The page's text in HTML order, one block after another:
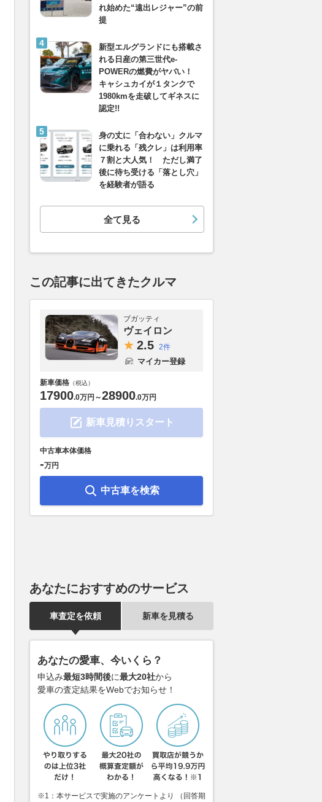
れ始めた“遠出レジャー”の前
提
新型エルグランドにも搭載さ
れる日産の第三世代e-
POWERの燃費がヤバい！
キャシュカイが１タンクで
1980kmを走破してギネスに
認定!!
身の丈に「合わない」クルマ
に乗れる「残クレ」は利用率
７割と大人気！ ただし満了
後に待ち受ける「落とし穴」
を経験者が語る
全て見る
この記事に出てきたクルマ
ブガッティ
ヴェイロン
2.5 2件
マイカー登録
新車価格 （税込）
17900.0万円 ～28900.0万円
新車見積りスタート
中古車本体価格
-万円
中古車を検索
あなたにおすすめのサービス
車査定を依頼 新車を見積る
あなたの愛車、今いくら？
申込み最短3時間後に最大20社から
愛車の査定結果をWebでお知らせ！
※1：本サービスで実施のアンケートより （回答期